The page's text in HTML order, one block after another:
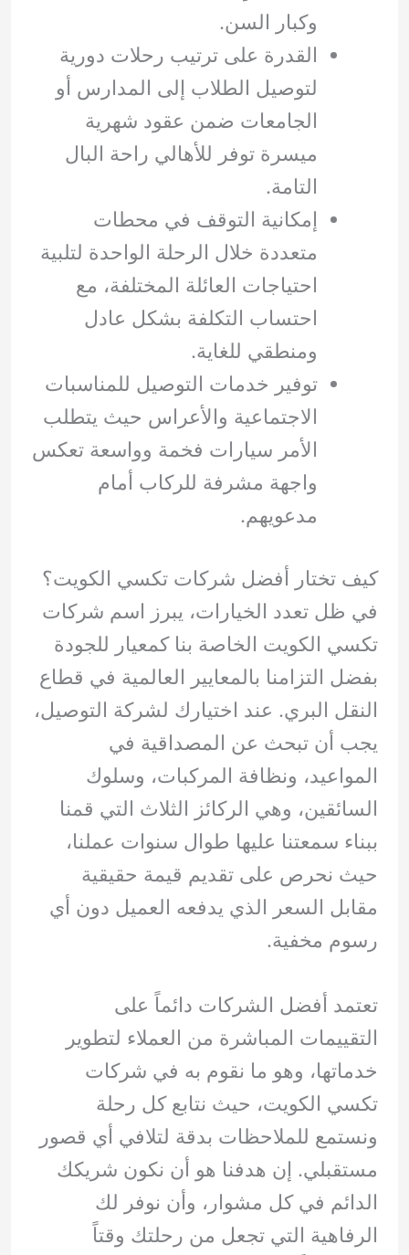
وكبار السن.
القدرة على ترتيب رحلات دورية
لتوصيل الطلاب إلى المدارس أو
الجامعات ضمن عقود شهرية
ميسرة توفر للأهالي راحة البال
التامة.
إمكانية التوقف في محطات
متعددة خلال الرحلة الواحدة لتلبية
احتياجات العائلة المختلفة، مع
احتساب التكلفة بشكل عادل
ومنطقي للغاية.
توفير خدمات التوصيل للمناسبات
الاجتماعية والأعراس حيث يتطلب
الأمر سيارات فخمة وواسعة تعكس
واجهة مشرفة للركاب أمام
مدعويهم.
كيف تختار أفضل شركات تكسي الكويت؟
في ظل تعدد الخيارات، يبرز اسم شركات
تكسي الكويت الخاصة بنا كمعيار للجودة
بفضل التزامنا بالمعايير العالمية في قطاع
النقل البري. عند اختيارك لشركة التوصيل،
يجب أن تبحث عن المصداقية في
المواعيد، ونظافة المركبات، وسلوك
السائقين، وهي الركائز الثلاث التي قمنا
ببناء سمعتنا عليها طوال سنوات عملنا،
حيث نحرص على تقديم قيمة حقيقية
مقابل السعر الذي يدفعه العميل دون أي
رسوم مخفية.
تعتمد أفضل الشركات دائماً على
التقييمات المباشرة من العملاء لتطوير
خدماتها، وهو ما نقوم به في شركات
تكسي الكويت، حيث نتابع كل رحلة
ونستمع للملاحظات بدقة لتلافي أي قصور
مستقبلي. إن هدفنا هو أن نكون شريكك
الدائم في كل مشوار، وأن نوفر لك
الرفاهية التي تجعل من رحلتك وقتاً